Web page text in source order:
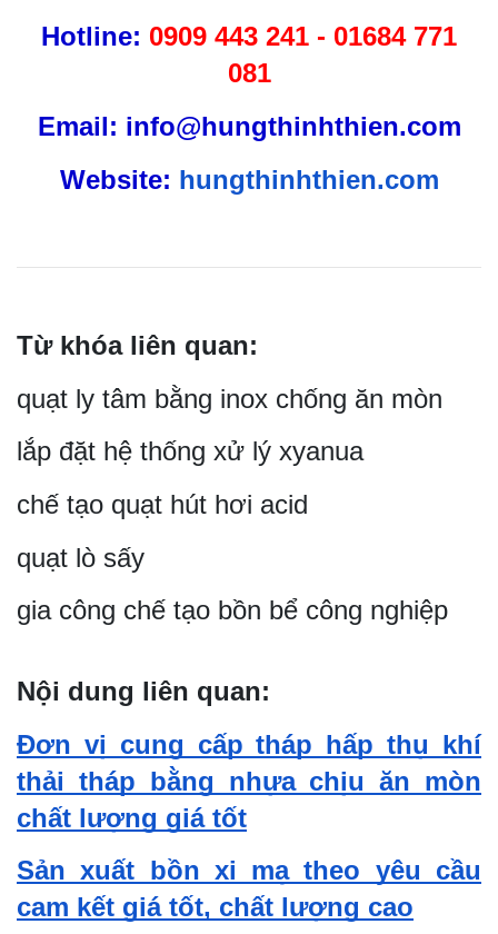
Hotline: 0909 443 241 - 01684 771
081
Email: info@hungthinhthien.com
Website: hungthinhthien.com
Từ khóa liên quan:
quạt ly tâm bằng inox chống ăn mòn
lắp đặt hệ thống xử lý xyanua
chế tạo quạt hút hơi acid
quạt lò sấy
gia công chế tạo bồn bể công nghiệp
Nội dung liên quan:
Đơn vị cung cấp tháp hấp thụ khí
thải tháp bằng nhựa chịu ăn mòn
chất lượng giá tốt
Sản xuất bồn xi mạ theo yêu cầu
cam kết giá tốt, chất lượng cao